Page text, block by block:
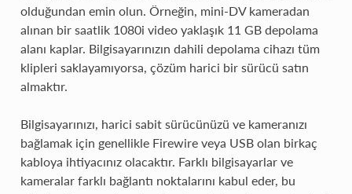
olduğundan emin olun. Örneğin, mini-DV kameradan
alınan bir saatlik 1080i video yaklaşık 11 GB depolama
alanı kaplar. Bilgisayarınızın dahili depolama cihazı tüm
klipleri saklayamıyorsa, çözüm harici bir sürücü satın
almaktır.
Bilgisayarınızı, harici sabit sürücünüzü ve kameranızı
bağlamak için genellikle Firewire veya USB olan birkaç
kabloya ihtiyacınız olacaktır. Farklı bilgisayarlar ve
kameralar farklı bağlantı noktalarını kabul eder, bu